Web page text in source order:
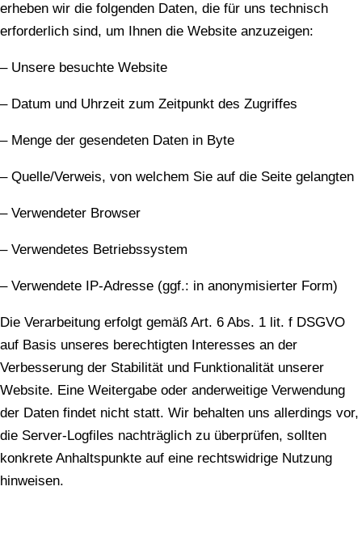
erheben wir die folgenden Daten, die für uns technisch
erforderlich sind, um Ihnen die Website anzuzeigen:
– Unsere besuchte Website
– Datum und Uhrzeit zum Zeitpunkt des Zugriffes
– Menge der gesendeten Daten in Byte
– Quelle/Verweis, von welchem Sie auf die Seite gelangten
– Verwendeter Browser
– Verwendetes Betriebssystem
– Verwendete IP-Adresse (ggf.: in anonymisierter Form)
Die Verarbeitung erfolgt gemäß Art. 6 Abs. 1 lit. f DSGVO
auf Basis unseres berechtigten Interesses an der
Verbesserung der Stabilität und Funktionalität unserer
Website. Eine Weitergabe oder anderweitige Verwendung
der Daten findet nicht statt. Wir behalten uns allerdings vor,
die Server-Logfiles nachträglich zu überprüfen, sollten
konkrete Anhaltspunkte auf eine rechtswidrige Nutzung
hinweisen.